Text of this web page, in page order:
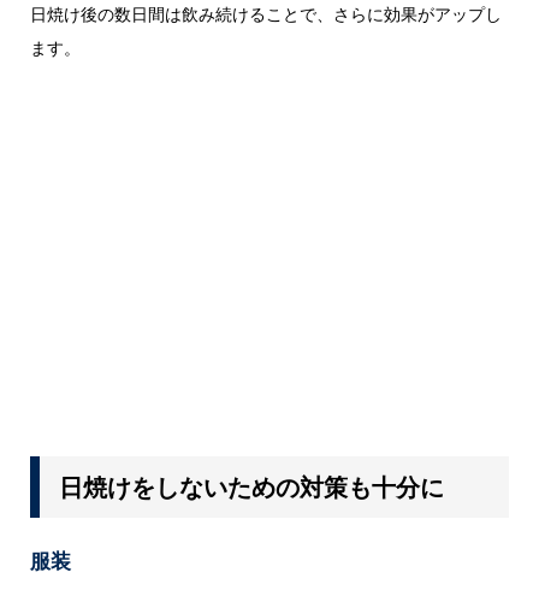
日焼け後の数日間は飲み続けることで、さらに効果がアップし
ます。
日焼けをしないための対策も十分に
服装